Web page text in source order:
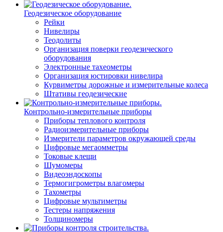
Геодезическое оборудование
Рейки
Нивелиры
Теодолиты
Организация поверки геодезического
оборудования
Электронные тахеометры
Организация юстировки нивелира
Курвиметры дорожные и измерительные колеса
Штативы геодезические
Контрольно-измерительные приборы
Приборы теплового контроля
Радиоизмерительные приборы
Измерители параметров окружающей среды
Цифровые мегаомметры
Токовые клещи
Шумомеры
Видеоэндоскопы
Термогигрометры влагомеры
Тахометры
Цифровые мультиметры
Тестеры напряжения
Толщиномеры